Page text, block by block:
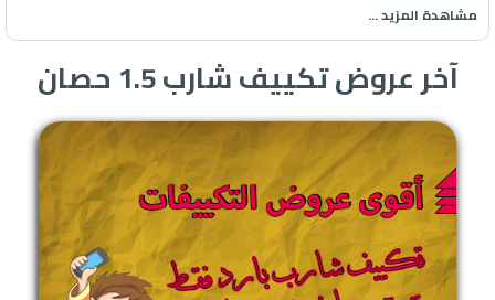
مواصفات تكييف شارب 1.5
حصان
وتأتي مواصفات جهاز تكييف شارب 1.5 حصان من حيث الأبعاد كما يلي: فقياس
الوحدة الداخلية للتكييف يكون 24× 29× 79سم، أما قياس الوحدة الخارجية
للمكيف قدرة 1.5 حصان يكون 26× 54× 76 سم.
في حين أن وزن الوحدة الداخلية لجهاز التكييف 9 كجم، أما الوحدة الخارجية للجهاز
يكون وزنها 32 كجم.
كذلك فإن قطر وصلات التكييف يأتي ربع بوصة للـ طارد، أما الساحب فيكون نصف
بوصة، بالإضافة إلى أن الوصلات الملحقة مع جهاز التكييف يكون طولها 3 متر.
مشاهدة المزيد ...
آخر عروض تكييف شارب 1.5 حصان